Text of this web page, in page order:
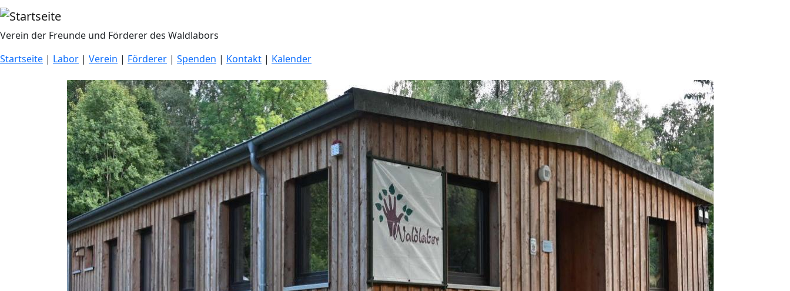
Direkt zum Inhalt
Verein der Freunde und Förderer des Waldlabors
Startseite | Labor | Verein | Förderer | Spenden | Kontakt | Kalender